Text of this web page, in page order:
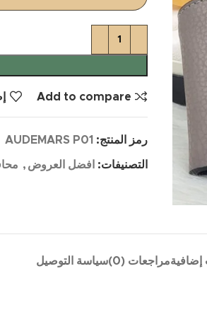
Add to compare
رمز المنتج: AUDEMARS P01
التصنيفات: افضل العروض ,
إضافيةمراجعات (0) سياسة التوصيل